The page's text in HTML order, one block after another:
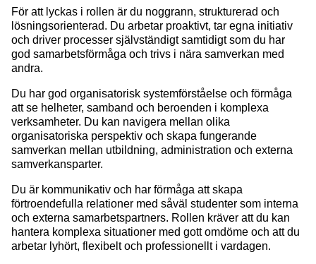
För att lyckas i rollen är du noggrann, strukturerad och
lösningsorienterad. Du arbetar proaktivt, tar egna initiativ
och driver processer självständigt samtidigt som du har
god samarbetsförmåga och trivs i nära samverkan med
andra.
Du har god organisatorisk systemförståelse och förmåga
att se helheter, samband och beroenden i komplexa
verksamheter. Du kan navigera mellan olika
organisatoriska perspektiv och skapa fungerande
samverkan mellan utbildning, administration och externa
samverkansparter.
Du är kommunikativ och har förmåga att skapa
förtroendefulla relationer med såväl studenter som interna
och externa samarbetspartners. Rollen kräver att du kan
hantera komplexa situationer med gott omdöme och att du
arbetar lyhört, flexibelt och professionellt i vardagen.